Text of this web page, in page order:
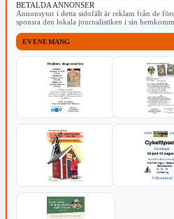
BETALDA ANNONSER
Annonsytor i detta sidofält är reklam från de
sponsra den lokala journalistiken i sin
EVENEMANG